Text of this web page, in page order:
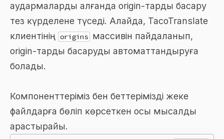
аудармаларды алғанда origin-тарды басқару
тез күрделене түседі. Алайда, TacoTranslate
клиентінің origins массивін пайдаланып,
origin-тарды басқаруды автоматтандыруға
болады.
Компоненттеріміз бен беттерімізді жеке
файлдарға бөліп көрсеткен осы мысалды
қарастырайық.